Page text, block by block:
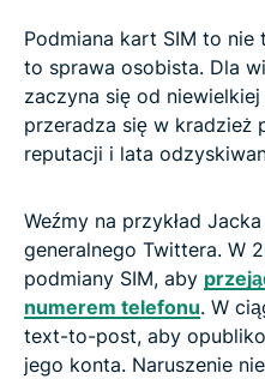
Podmiana kart SIM to
to sprawa osobista. Dla
zaczyna się od
przeradza się w kradzież
reputacji i lata
Weźmy na przykład
generalnego Twittera. W
podmiany SIM, aby
numerem telefonu. W
text-to-post, aby
jego konta. Naruszenie